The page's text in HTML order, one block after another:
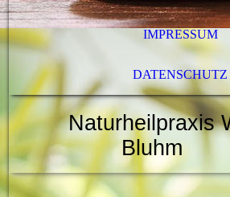
IMPRESSUM
DATENSCHUTZ
Naturheilpraxis
Bluhm